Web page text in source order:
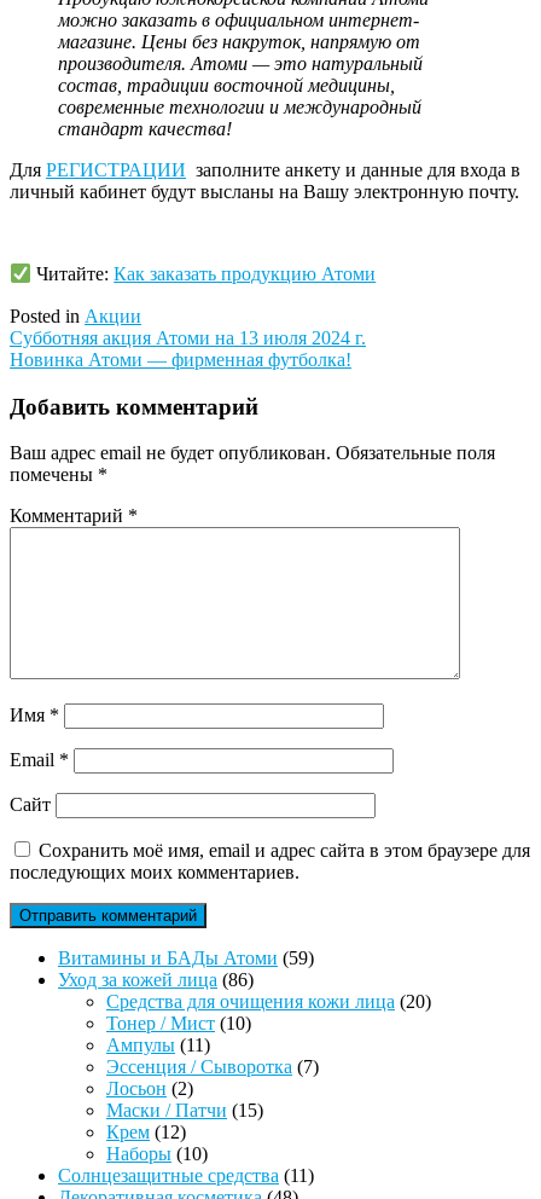
можно заказать в официальном интернет-
магазине. Цены без накруток, напрямую от
производителя. Атоми — это натуральный
состав, традиции восточной медицины,
современные технологии и международный
стандарт качества!
Для РЕГИСТРАЦИИ заполните анкету и данные для входа в
личный кабинет будут высланы на Вашу электронную почту.
Читайте:Как заказать продукцию Атоми
Posted in Акции
Навигация
по
записям
Субботняя акция Атоми на 13 июля 2024 г.
Новинка Атоми — фирменная футболка!
Добавить комментарий
Ваш адрес email не будет опубликован. Обязательные поля
помечены *
Комментарий *
Имя *
Email *
Сайт
Сохранить моё имя, email и адрес сайта в этом браузере для
последующих моих комментариев.
Витамины и БАДы Атоми 5959
Уход за кожей лица 8686
товаров
Средства для очищения кожи лица 2020
Тонер / Мист 1010
Ампулы 1111
товаров
Эссенция / Сыворотка 77
Лосьон 22
товара
Маски / Патчи 1515
Крем 1212
товаров
Наборы 1010
товаров
Солнцезащитные средства 1111